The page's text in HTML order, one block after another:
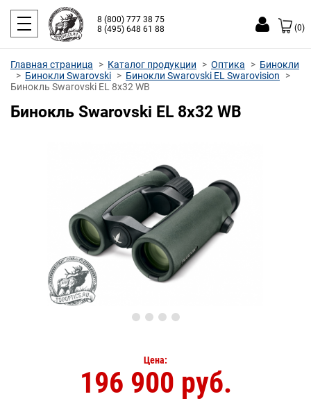
8 (800) 777 38 75
8 (495) 648 61 88
(0)
Главная страница Каталог продукции Оптика
Бинокли
Бинокли Swarovski
Бинокли Swarovski EL Swarovision
Бинокль Swarovski EL 8x32 WB
Бинокль Swarovski EL 8x32 WB
Цена:
196 900 руб.